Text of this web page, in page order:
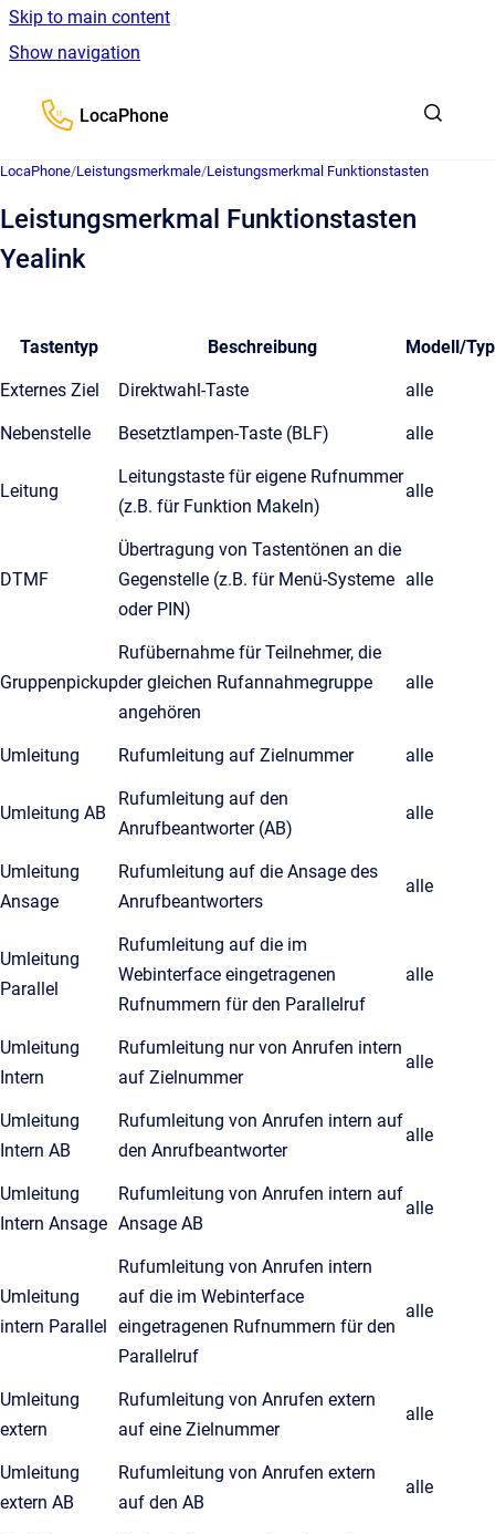
Skip to main content
Show navigation
LocaPhone
LocaPhone/Leistungsmerkmale/Leistungsmerkmal Funktionstasten
Leistungsmerkmal Funktionstasten
Yealink
Tastentyp Beschreibung Modell/Typ
Externes Ziel Direktwahl-Taste alle
Nebenstelle Besetztlampen-Taste (BLF) alle
Leitung
Leitungstaste für eigene Rufnummer
(z.B. für Funktion Makeln)
alle
DTMF
Übertragung von Tastentönen an die
Gegenstelle (z.B. für Menü-Systeme
oder PIN)
alle
Gruppenpickup
Rufübernahme für Teilnehmer, die
der gleichen Rufannahmegruppe
angehören
alle
Umleitung Rufumleitung auf Zielnummer alle
Umleitung AB
Rufumleitung auf den
Anrufbeantworter (AB)
alle
Umleitung
Ansage
Rufumleitung auf die Ansage des
Anrufbeantworters
alle
Umleitung
Parallel
Rufumleitung auf die im
Webinterface eingetragenen
Rufnummern für den Parallelruf
alle
Umleitung
Intern
Rufumleitung nur von Anrufen intern
auf Zielnummer
alle
Umleitung
Intern AB
Rufumleitung von Anrufen intern auf
den Anrufbeantworter
alle
Umleitung
Intern Ansage
Rufumleitung von Anrufen intern auf
Ansage AB
alle
Umleitung
intern Parallel
Rufumleitung von Anrufen intern
auf die im Webinterface
eingetragenen Rufnummern für den
Parallelruf
alle
Umleitung
extern
Rufumleitung von Anrufen extern
auf eine Zielnummer
alle
Umleitung
extern AB
Rufumleitung von Anrufen extern
auf den AB
alle